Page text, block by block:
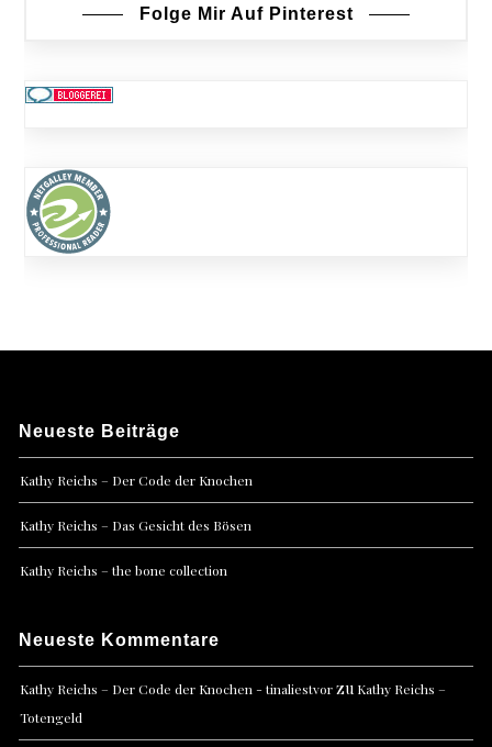
Folge Mir Auf Pinterest
Neueste Beiträge
Kathy Reichs – Der Code der Knochen
Kathy Reichs – Das Gesicht des Bösen
Kathy Reichs – the bone collection
Neueste Kommentare
Kathy Reichs – Der Code der Knochen - tinaliestvorzu Kathy Reichs –
Totengeld